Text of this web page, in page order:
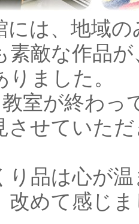
には、地域
素敵な作品
りました。
室が終わっ
させていた
り品は心が
改めて感じ